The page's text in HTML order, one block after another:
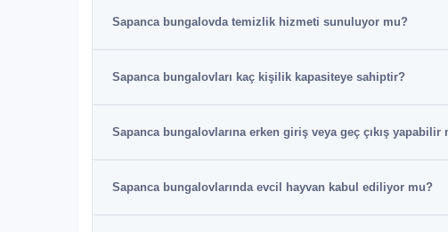
Sapanca bungalovda temizlik hizmeti sunuluyor mu?
Sapanca bungalovları kaç kişilik kapasiteye sahiptir?
Sapanca bungalovlarına erken giriş veya geç çıkış yapabilir
Sapanca bungalovlarında evcil hayvan kabul ediliyor mu?